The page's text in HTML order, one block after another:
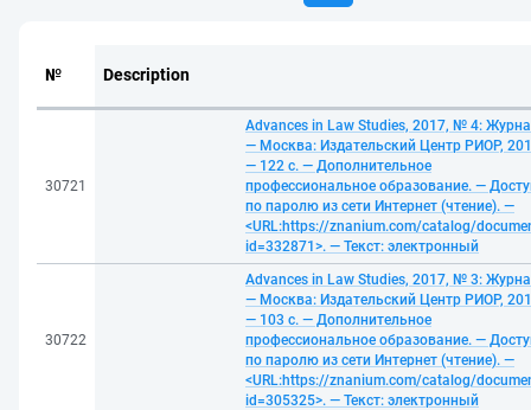
№ Description
30721
Advances in Law Studies, 2017, № 4:
— Москва: Издательский Центр РИОР,
— 122 с. — Дополнительное
профессиональное образование. —
по паролю из сети Интернет (чтение). —
<URL:https://znanium.com/catalog/
id=332871>. — Текст: электронный
30722
Advances in Law Studies, 2017, № 3:
— Москва: Издательский Центр РИОР,
— 103 с. — Дополнительное
профессиональное образование. —
по паролю из сети Интернет (чтение). —
<URL:https://znanium.com/catalog/
id=305325>. — Текст: электронный